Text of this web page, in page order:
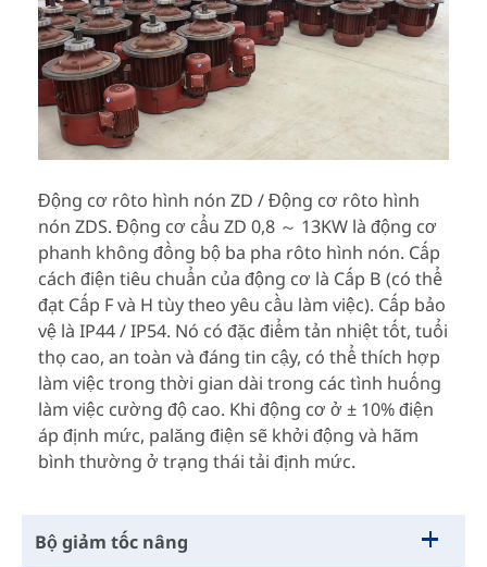
Động cơ rôto hình nón ZD / Động cơ rôto hình
nón ZDS. Động cơ cẩu ZD 0,8 ～ 13KW là động cơ
phanh không đồng bộ ba pha rôto hình nón. Cấp
cách điện tiêu chuẩn của động cơ là Cấp B (có thể
đạt Cấp F và H tùy theo yêu cầu làm việc). Cấp bảo
vệ là IP44 / IP54. Nó có đặc điểm tản nhiệt tốt, tuổi
thọ cao, an toàn và đáng tin cậy, có thể thích hợp
làm việc trong thời gian dài trong các tình huống
làm việc cường độ cao. Khi động cơ ở ± 10% điện
áp định mức, palăng điện sẽ khởi động và hãm
bình thường ở trạng thái tải định mức.
Bộ giảm tốc nâng